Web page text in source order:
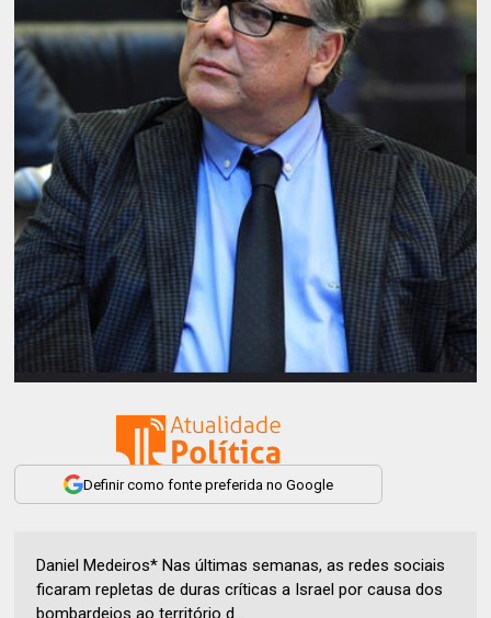
Definir como fonte preferida no Google
Daniel Medeiros* Nas últimas semanas, as redes sociais
ficaram repletas de duras críticas a Israel por causa dos
bombardeios ao território d...